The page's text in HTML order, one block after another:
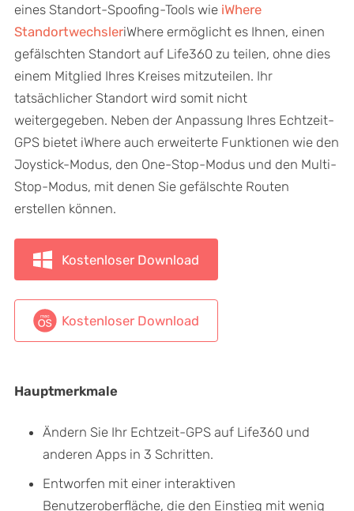
eines Standort-Spoofing-Tools wie iWhere
StandortwechsleriWhere ermöglicht es Ihnen, einen
gefälschten Standort auf Life360 zu teilen, ohne dies
einem Mitglied Ihres Kreises mitzuteilen. Ihr
tatsächlicher Standort wird somit nicht
weitergegeben. Neben der Anpassung Ihres Echtzeit-
GPS bietet iWhere auch erweiterte Funktionen wie den
Joystick-Modus, den One-Stop-Modus und den Multi-
Stop-Modus, mit denen Sie gefälschte Routen
erstellen können.
Kostenloser Download
Kostenloser Download
Hauptmerkmale
Ändern Sie Ihr Echtzeit-GPS auf Life360 und
anderen Apps in 3 Schritten.
Entworfen mit einer interaktiven
Benutzeroberfläche, die den Einstieg mit wenig